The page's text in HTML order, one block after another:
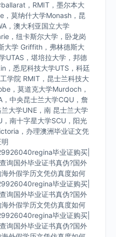
，RMIT，墨尔本大
，莫纳什大学Monash，昆
，澳大利亚国立大学
，纽卡斯尔大学，卧龙岗
大学 Griffith，弗林德斯大
UTAS，堪培拉大学，邦德
，悉尼科技大学UTS，科廷
学院 RMIT，昆士兰科技大
，莫道克大学Murdoch，
，中央昆士兰大学CQU，詹
大学UNE，南 昆士兰大学
南十字星大学SCU，阳光
，办理澳洲毕业证文凭
毕业证购买|
询国外毕业证书真伪?国外
外假学历文凭仿真度如何
毕业证购买|
询国外毕业证书真伪?国外
外假学历文凭仿真度如何
毕业证购买|
询国外毕业证书真伪?国外